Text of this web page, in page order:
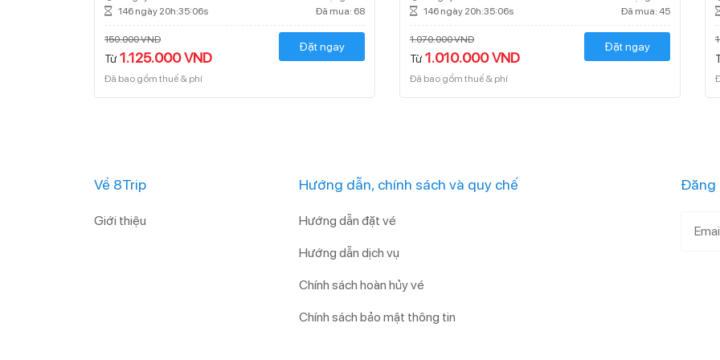
146 ngày 20h:35:05s
Đã mua: 68
150.000 VND
Từ 1.125.000 VND
Đã bao gồm thuế & phí
Đặt ngay
146 ngày 20h:35:05s
Đã mua: 45
1.070.000 VND
Từ1.010.000 VND
Đã bao gồm thuế & phí
Đặt ngay
Về 8Trip
Giới thiệu
Hướng dẫn, chính sách và quy chế
Hướng dẫn đặt vé
Hướng dẫn dịch vụ
Chính sách hoàn hủy vé
Chính sách bảo mật thông tin
Đăng